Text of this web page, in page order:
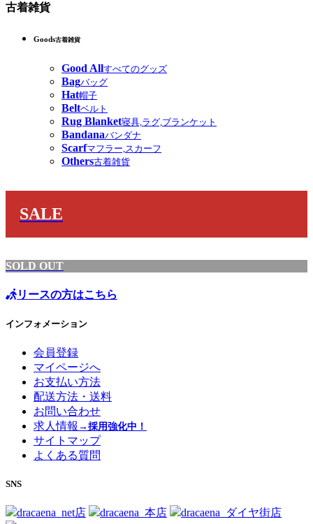
古着雑貨
Goods古着雑貨
Good Allすべてのグッズ
Bagバッグ
Hat帽子
Beltベルト
Rug Blanket寝具,ラグ,ブランケット
Bandanaバンダナ
Scarfマフラー,スカーフ
Others古着雑貨
SALE
SOLD OUT
リースの方はこちら
インフォメーション
会員登録
マイページへ
お支払い方法
配送方法・送料
お問い合わせ
求人情報 →採用強化中！
サイトマップ
よくある質問
SNS
dracaena_net店 dracaena_本店 dracaena_ダイヤ街店